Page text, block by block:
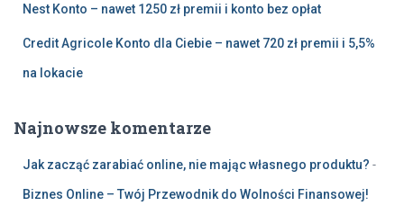
Nest Konto – nawet 1250 zł premii i konto bez opłat
Credit Agricole Konto dla Ciebie – nawet 720 zł premii i 5,5%
na lokacie
Najnowsze komentarze
Jak zacząć zarabiać online, nie mając własnego produktu? -
Biznes Online – Twój Przewodnik do Wolności Finansowej!